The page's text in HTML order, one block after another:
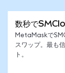
数秒で
MetaMaskで
スワップ。最も
ト。